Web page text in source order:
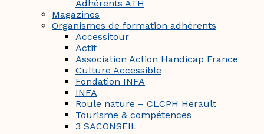
Adhérents ATH
Magazines
Organismes de formation adhérents
Accessitour
Actif
Association Action Handicap France
Culture Accessible
Fondation INFA
INFA
Roule nature – CLCPH Herault
Tourisme & compétences
3 SACONSEIL